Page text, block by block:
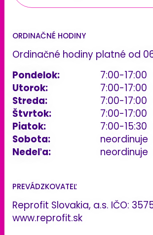
ORDINAČNÉ HODINY
Ordinačné hodiny platné od
Pondelok:
7:00-17:00
Utorok:
7:00-17:00
Streda:
7:00-17:00
Štvrtok:
7:00-17:00
Piatok:
7:00-15:30
Sobota:
neordinuje
Nedeľa:
neordinuje
PREVÁDZKOVATEĽ
Reprofit Slovakia, a.s. IČO:
www.reprofit.sk